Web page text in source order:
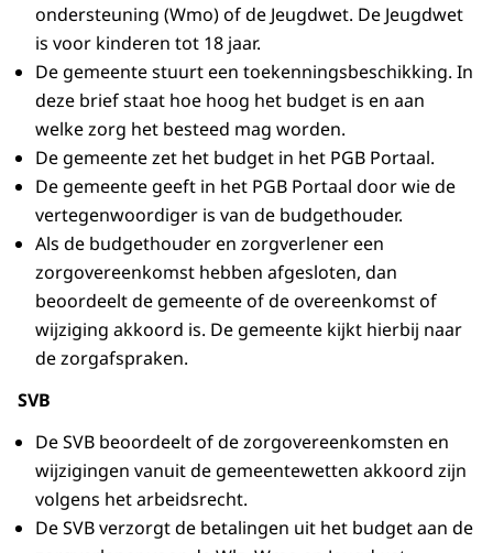
ondersteuning (Wmo) of de Jeugdwet. De Jeugdwet
is voor kinderen tot 18 jaar.
De gemeente stuurt een toekenningsbeschikking. In
deze brief staat hoe hoog het budget is en aan
welke zorg het besteed mag worden.
De gemeente zet het budget in het PGB Portaal.
De gemeente geeft in het PGB Portaal door wie de
vertegenwoordiger is van de budgethouder.
Als de budgethouder en zorgverlener een
zorgovereenkomst hebben afgesloten, dan
beoordeelt de gemeente of de overeenkomst of
wijziging akkoord is. De gemeente kijkt hierbij naar
de zorgafspraken.
SVB
De SVB beoordeelt of de zorgovereenkomsten en
wijzigingen vanuit de gemeentewetten akkoord zijn
volgens het arbeidsrecht.
De SVB verzorgt de betalingen uit het budget aan de